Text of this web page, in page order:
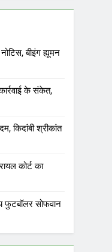
बीइंग ह्यूमन
के संकेत,
किदांबी श्रीकांत
कोर्ट का
फुटबॉलर सोफवान